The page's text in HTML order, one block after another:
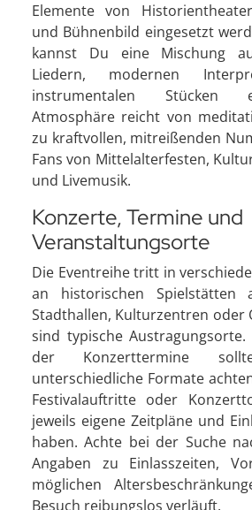
Elemente von
und Bühnenbild eingesetzt
kannst Du eine Mischung
Liedern, modernen
instrumentalen Stücken
Atmosphäre reicht von
zu kraftvollen, mitreißenden
Fans von Mittelalterfesten,
und Livemusik.
Konzerte, Termine und
Veranstaltungsorte
Die Eventreihe tritt in
an historischen Spielstätten
Stadthallen, Kulturzentren oder
sind typische
der Konzerttermine
unterschiedliche Formate
Festivalauftritte oder
jeweils eigene Zeitpläne und
haben. Achte bei der Suche
Angaben zu Einlasszeiten,
möglichen
Besuch reibungslos verläuft.